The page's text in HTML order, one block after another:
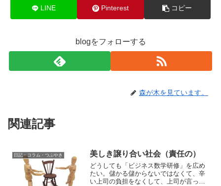
LINE Pinterest コピー
blogをフォローする
森が木を見ています。
関連記事
日記・コラム・つぶやき 美しき譲り合い社会（責任の）
どうしても「ビジネス数学研修」を広め
たい。儲かる儲からないではなくて、辛
い上司の負担をなくして、上司が言って